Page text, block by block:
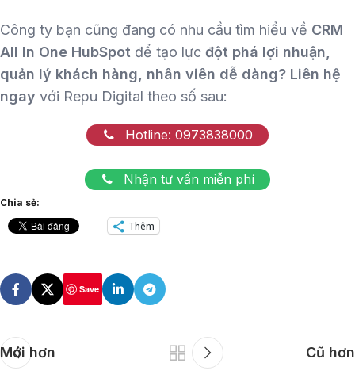
Công ty bạn cũng đang có nhu cầu tìm hiểu về CRM
All In One HubSpot để tạo lực đột phá lợi nhuận,
quản lý khách hàng, nhân viên dễ dàng? Liên hệ
ngay với Repu Digital theo số sau:
Hotline: 0973838000
Nhận tư vấn miễn phí
Chia sẻ:
Thêm
Save
Mới hơn Cũ hơn